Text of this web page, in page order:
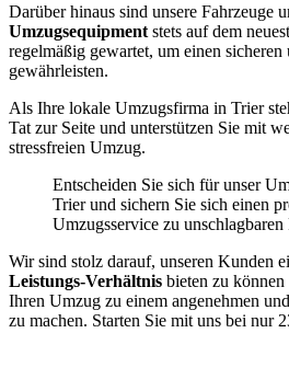
Darüber hinaus sind unsere Fahrzeuge
Umzugsequipment stets auf dem
regelmäßig gewartet, um einen
gewährleisten.
Als Ihre lokale Umzugsfirma in Trier
Tat zur Seite und unterstützen Sie mit
stressfreien Umzug.
Entscheiden Sie sich für unser
Trier und sichern Sie sich einen
Umzugsservice zu unschlagbaren
Wir sind stolz darauf, unseren Kunden
Leistungs-Verhältnis bieten zu
Ihren Umzug zu einem angenehmen
zu machen. Starten Sie mit uns bei nur